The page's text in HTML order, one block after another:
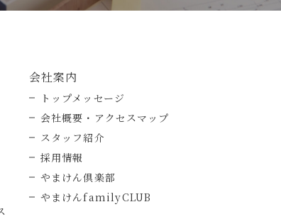
会社案内
トップメッセージ
会社概要・アクセスマップ
スタッフ紹介
採用情報
やまけん倶楽部
やまけんfamilyCLUB